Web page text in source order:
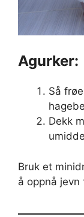
Agurker:
Så
Dekk
Bruk et
å oppnå